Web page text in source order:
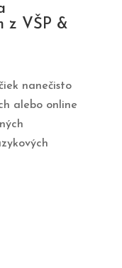
z VŠP &
nanečisto
alebo online